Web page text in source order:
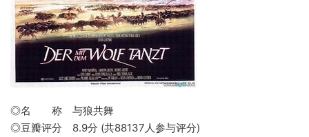
◎名 称 与狼共舞
◎豆瓣评分 8.9分 (共88137人参与评分)